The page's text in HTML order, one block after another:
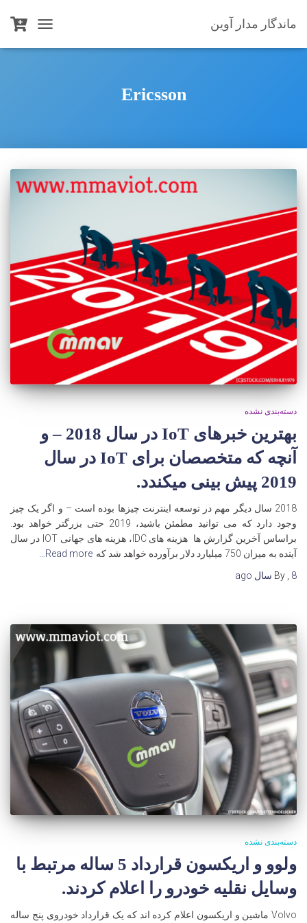
ماندگار مدار آوین
TOGGLE
NAVIGATION
Ericsson
دسته‌بندی نشده
بهترین خبرهای IoT در سال 2018 – و
آنچه که متخصصان برای IoT در سال
2019 پیش بینی میکندد.
2018 سال دیگر مهم در توسعه اینترنت چیزها بوده است – و اگر یک چیز
وجود دارد که می توانید مطمئن باشید، 2019 حتی بزرگتر خواهد بود.
براساس آخرین گزارش ها هزینه های IDC، هزینه های جهانی IOT در سال
آینده به میزان 750 میلیارد دلار برآورده خواهد شد که
Read more…
By
8 سال
دسته‌بندی نشده
ولوو و اریکسون قرارداد 5 ساله مرتبط با
وسایل نقلیه خودرو را اعلام کردند.
Volvo ماشین و اریکسون اعلام کرده اند که یک قرارداد خودروی پنج ساله